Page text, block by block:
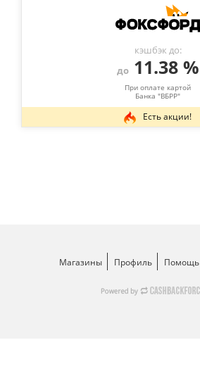
кэшбэк до:
до11.38 %
При оплате картой
Банка "ВБРР"
Есть акции!
Магазины Профиль Помощь